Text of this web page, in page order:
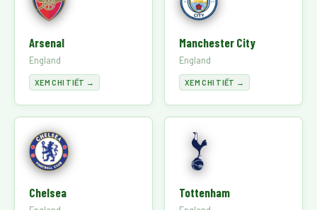
Arsenal
England
XEM CHI TIẾT →
Manchester City
England
XEM CHI TIẾT →
Chelsea Tottenham